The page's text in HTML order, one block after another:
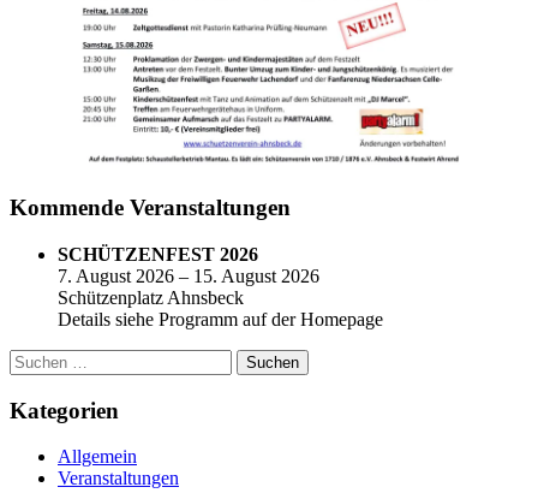
Kommende Veranstaltungen
SCHÜTZENFEST 2026
7. August 2026 – 15. August 2026
Schützenplatz Ahnsbeck
Details siehe Programm auf der Homepage
Suchen
nach:
Kategorien
Allgemein
Veranstaltungen